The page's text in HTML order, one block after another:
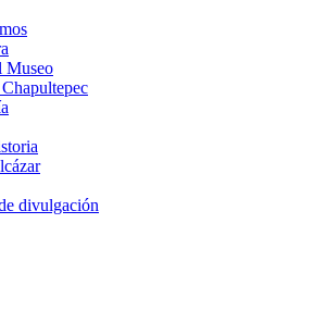
Museo
divulgación